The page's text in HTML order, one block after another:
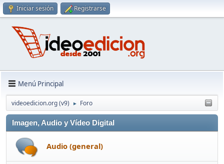
Iniciar sesión Registrarse
Menú Principal
videoedicion.org (v9) ► Foro
Imagen, Audio y Vídeo Digital
Audio (general)